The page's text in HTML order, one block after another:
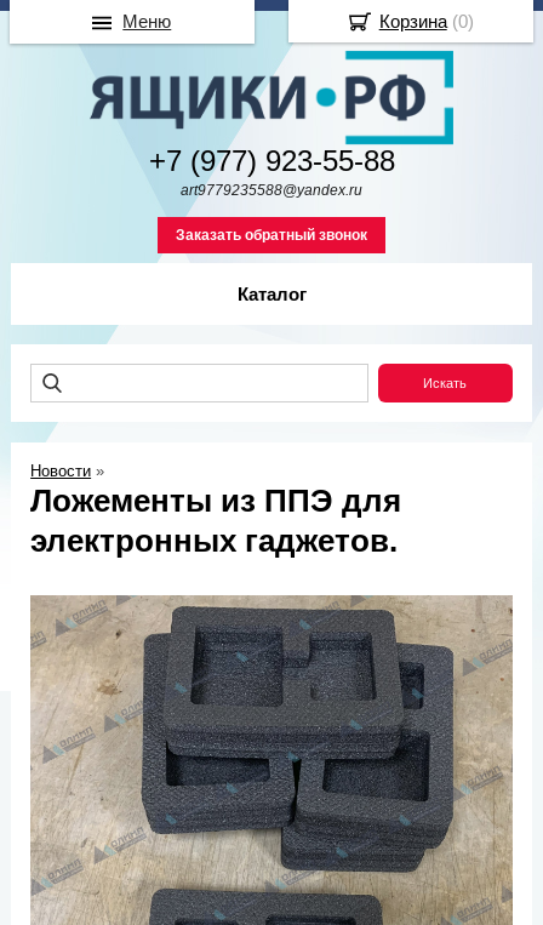
+7 (977) 923-55-88
art9779235588@yandex.ru
Заказать обратный звонок
Каталог
Новости »
Ложементы из ППЭ для
электронных гаджетов.
Корзина(0)
Меню